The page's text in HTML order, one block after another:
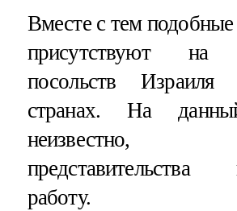
Вместе с тем
присутствуют на
посольств
странах. На
неизвестно,
представительства
работу.